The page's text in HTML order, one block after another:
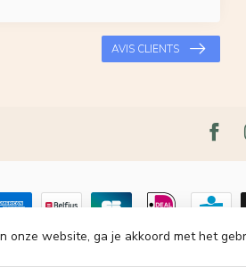
AVIS CLIENTS
2026 Le Grenier du Lin- Powered by
onze website, ga je akkoord met het